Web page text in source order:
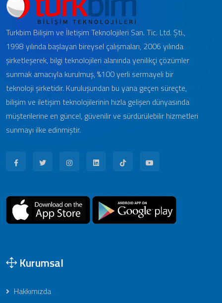
Turkbim Bilişim ve İletişim Teknolojileri San. Tic. Ltd. Şti.,
1998 yılında başlayan bireysel çalışmaları, 2006 yılında
şirketleşerek, bilgi teknolojileri alanında yenilikçi çözümler
sunmak amacıyla kurulmuş, %100 yerli sermayeli bir
teknoloji şirketidir. Kuruluşundan bu yana geçen süreçte,
bilişim ve iletişim teknolojilerinin hızla gelişen dünyasında
müşterilerine en güncel, güvenilir ve sürdürülebilir hizmetleri
sunmayı ilke edinmiştir.
Kurumsal
Hakkımızda